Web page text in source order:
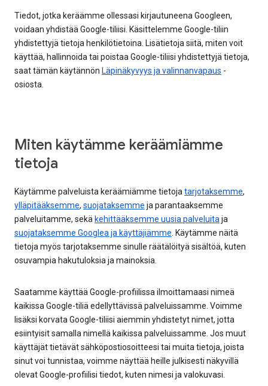
Tiedot, jotka keräämme ollessasi kirjautuneena Googleen,
voidaan yhdistää Google-tiliisi. Käsittelemme Google-tiliin
yhdistettyjä tietoja henkilötietoina. Lisätietoja siitä, miten voit
käyttää, hallinnoida tai poistaa Google-tiliisi yhdistettyjä tietoja,
saat tämän käytännön Läpinäkyvyys ja valinnanvapaus -
osiosta.
Miten käytämme keräämiämme
tietoja
Käytämme palveluista keräämiämme tietojatarjotaksemme,
ylläpitääksemme, suojataksemme ja parantaaksemme
palveluitamme, sekä kehittääksemme uusia palveluitaja
suojataksemme Googlea ja käyttäjiämme. Käytämme näitä
tietoja myös tarjotaksemme sinulle räätälöityä sisältöä, kuten
osuvampia hakutuloksia ja mainoksia.
Saatamme käyttää Google-profiilissa ilmoittamaasi nimeä
kaikissa Google-tiliä edellyttävissä palveluissamme. Voimme
lisäksi korvata Google-tiliisi aiemmin yhdistetyt nimet, jotta
esiintyisit samalla nimellä kaikissa palveluissamme. Jos muut
käyttäjät tietävät sähköpostiosoitteesi tai muita tietoja, joista
sinut voi tunnistaa, voimme näyttää heille julkisesti näkyvillä
olevat Google-profiilisi tiedot, kuten nimesi ja valokuvasi.